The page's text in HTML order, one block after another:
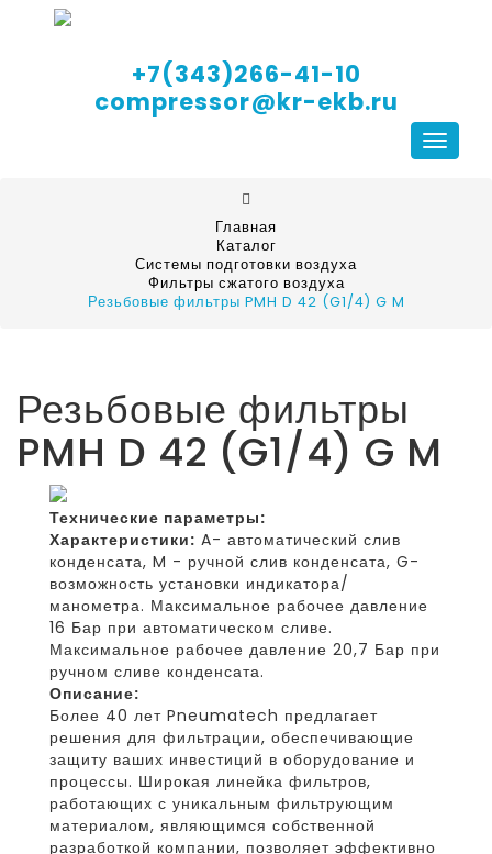
+7(343)266-41-10
compressor@kr-ekb.ru
Главная
Каталог
Системы подготовки воздуха
Фильтры сжатого воздуха
Резьбовые фильтры PMH D 42 (G1/4) G M
Резьбовые фильтры
PMH D 42 (G1/4) G M
Технические параметры:
Характеристики: A- автоматический слив
конденсата, M - ручной слив конденсата, G-
возможность установки индикатора/
манометра. Максимальное рабочее давление
16 Бар при автоматическом сливе.
Максимальное рабочее давление 20,7 Бар при
ручном сливе конденсата.
Описание:
Более 40 лет Pneumatech предлагает
решения для фильтрации, обеспечивающие
защиту ваших инвестиций в оборудование и
процессы. Широкая линейка фильтров,
работающих с уникальным фильтрующим
материалом, являющимся собственной
разработкой компании, позволяет эффективно